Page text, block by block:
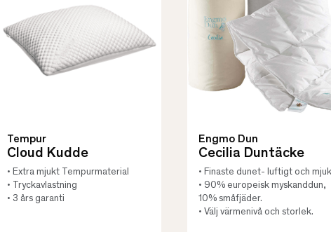
Tempur
Cloud Kudde
• Extra mjukt Tempurmaterial
• Tryckavlastning
• 3 års garanti
Engmo Dun
Cecilia Duntäcke
• Finaste dunet- luftigt och
• 90% europeisk myskanddun,
10% småfjäder.
• Välj värmenivå och storlek.